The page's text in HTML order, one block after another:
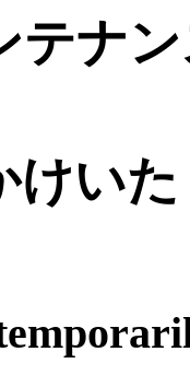
テナ
けい